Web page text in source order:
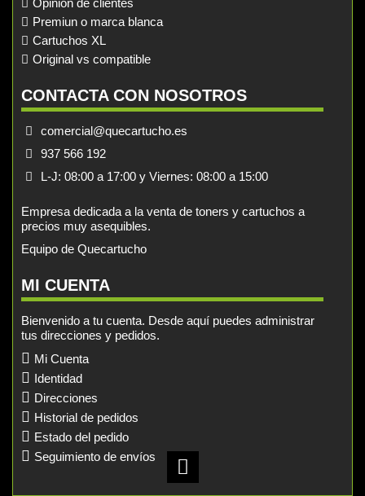
Opinión de clientes
Premiun o marca blanca
Cartuchos XL
Original vs compatible
CONTACTA CON NOSOTROS
comercial@quecartucho.es
937 566 192
L-J: 08:00 a 17:00 y Viernes: 08:00 a 15:00
Empresa dedicada a la venta de toners y cartuchos a
precios muy asequibles.
Equipo de Quecartucho
MI CUENTA
Bienvenido a tu cuenta. Desde aquí puedes administrar
tus direcciones y pedidos.
Mi Cuenta
Identidad
Direcciones
Historial de pedidos
Estado del pedido
Seguimiento de envíos